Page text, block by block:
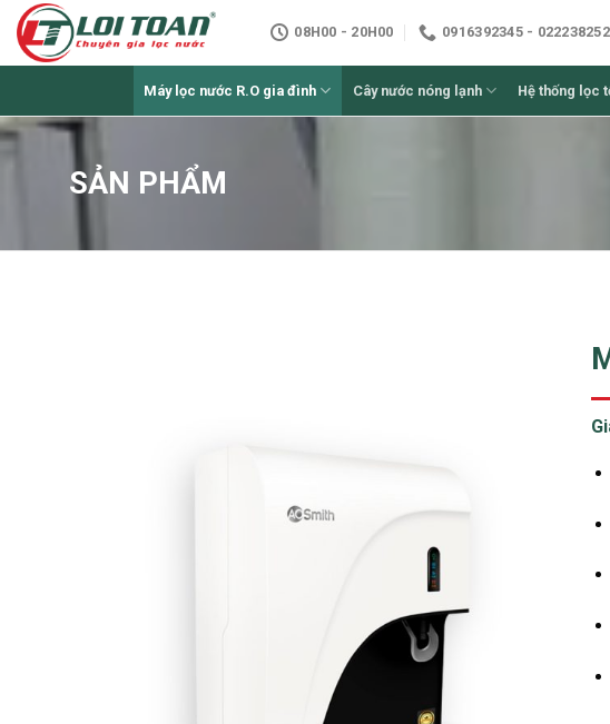
Skip
content
08H00 - 20H00 0916392345 -
Máy lọc nước R.O gia đình Cây nước nóng lạnh Hệ thống lọc
SẢN PHẨM